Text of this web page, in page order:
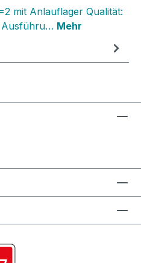
mit Anlauflager Qualität:
Ausführu… Mehr